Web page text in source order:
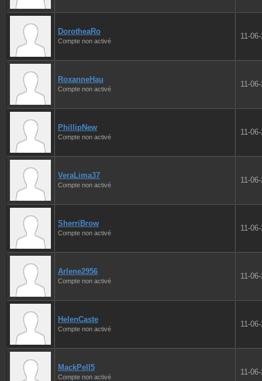
DorotheaRo
Compte non activé
11-
RoxanneHau
Compte non activé
11-
PhillipNew
Compte non activé
11-
VeraLima37
Compte non activé
11-
SherriBrow
Compte non activé
11-
Arlene2956
Compte non activé
11-
HelenCaste
Compte non activé
11-
MackPell5
Compte non activé
11-